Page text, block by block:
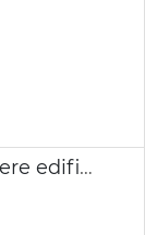
Ayuntamiento València adquiere edificio La Torre vivienda social